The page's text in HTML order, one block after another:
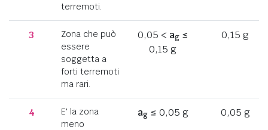
terremoti.
3
Zona che può
essere
soggetta a
forti terremoti
ma rari.
0,05 < ag≤
0,15 g
0,15 g
4
E' la zona
meno
ag≤ 0,05 g 0,05 g